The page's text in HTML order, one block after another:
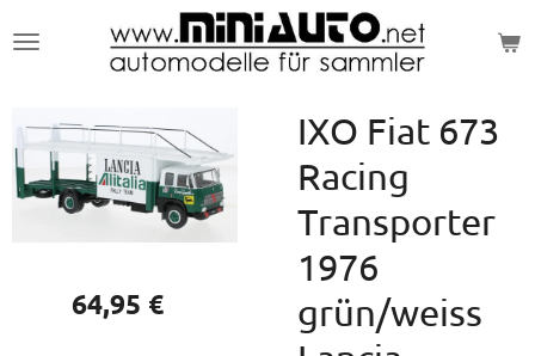
Hauptinhalt
IXO Fiat 673
Racing
Transporter
1976
grün/weiss
64,95 €